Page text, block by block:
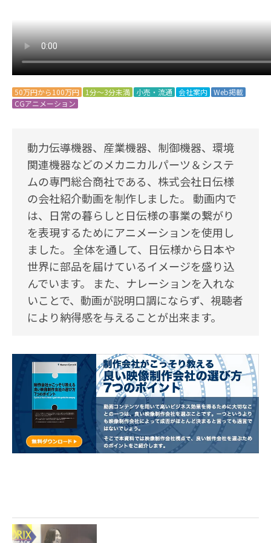
50万円から100万円 1分～3分未満 小売・流通 会社案内 Web掲載
CGアニメーション
動力伝導機器、産業機器、制御機器、環境
関連機器などのメカニカルパーツ＆システ
ムの専門総合商社である、株式会社日伝様
の会社紹介動画を制作しました。 動画内で
は、日常の暮らしと日伝様の事業の繋がり
を表現するためにアニメーションを使用し
ました。 全体を通して、日伝様から日本や
世界に部品を届けているイメージを盛り込
んでいます。 また、ナレーションを入れな
いことで、動画が説明口調にならず、視聴者
により納得感を与えることが出来ます。